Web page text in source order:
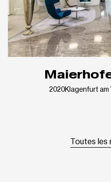
2020Klagenfurt
Toutes les